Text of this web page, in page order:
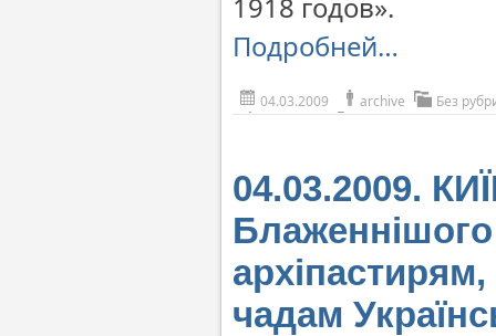
Подробней…
04.03.2009 archive Без
04.03.2009.
чадам